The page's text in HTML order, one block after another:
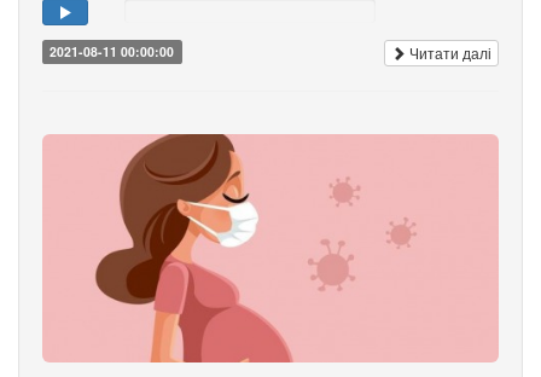
2021-08-11 00:00:00 Читати далі